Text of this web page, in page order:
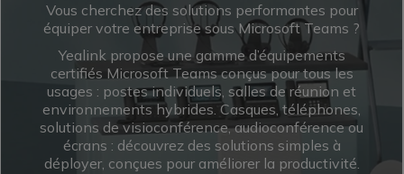
Vous cherchez des solutions performantes pour
équiper votre entreprise sous Microsoft Teams ?
Yealink propose une gamme d’équipements
certifiés Microsoft Teams conçus pour tous les
usages : postes individuels, salles de réunion et
environnements hybrides. Casques, téléphones,
solutions de visioconférence, audioconférence ou
écrans : découvrez des solutions simples à
déployer, conçues pour améliorer la productivité.